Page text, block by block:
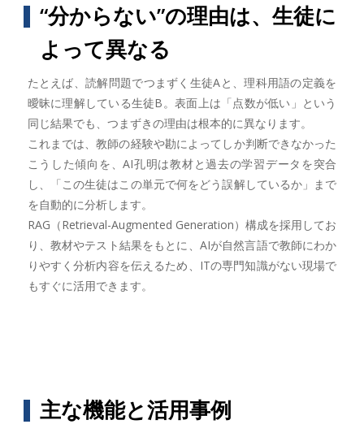
“分からない”の理由は、生徒に
よって異なる
たとえば、読解問題でつまずく生徒Aと、理科用語の定義を
曖昧に理解している生徒B。表面上は「点数が低い」という
同じ結果でも、つまずきの理由は根本的に異なります。
これまでは、教師の経験や勘によってしか判断できなかった
こうした傾向を、AI孔明は教材と過去の学習データを突合
し、「この生徒はこの単元で何をどう誤解しているか」まで
を自動的に分析します。
RAG（Retrieval-Augmented Generation）構成を採用してお
り、教材やテスト結果をもとに、AIが自然言語で教師にわか
りやすく分析内容を伝えるため、ITの専門知識がない現場で
もすぐに活用できます。
主な機能と活用事例